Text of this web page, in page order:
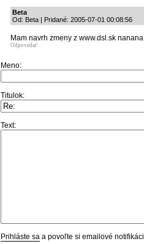
Beta
Od: Beta | Pridané: 2005-07-01 00:08:56
Mam navrh zmeny z www.dsl.sk
Odpovedať
Meno:
Titulok:
Text:
Prihláste sa a povoľte si emailové